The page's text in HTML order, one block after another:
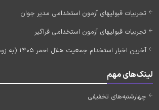
تجربیات قبولیهای آزمون استخدامی مدیر جوان
تجربیات قبولیهای آزمون استخدامی فراگیر
آخرین اخبار استخدام جمعیت هلال احمر 1405 (به زودی)
لینک‌های مهم
چهارشنبه‌های تخفیفی